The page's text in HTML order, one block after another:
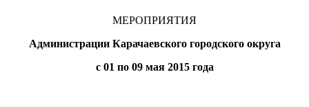
МЕРОПРИЯТИЯ
Администрации Карачаевского городского округа
с 01 по 09 мая 2015 года